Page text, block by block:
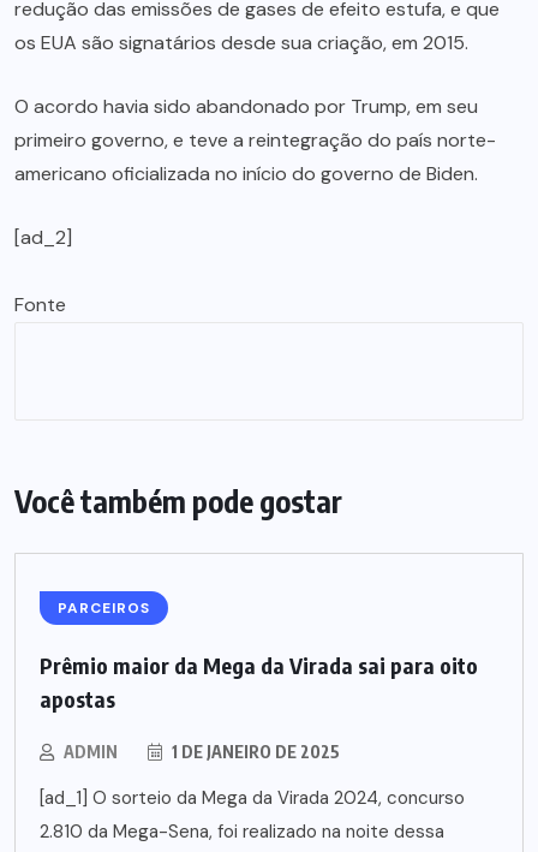
redução das emissões de gases de efeito estufa, e que
os EUA são signatários desde sua criação, em 2015.
O acordo havia sido abandonado por Trump, em seu
primeiro governo, e teve a reintegração do país norte-
americano oficializada no início do governo de Biden.
[ad_2]
Fonte
Você também pode gostar
PARCEIROS
Prêmio maior da Mega da Virada sai para oito
apostas
ADMIN 1 DE JANEIRO DE 2025
[ad_1] O sorteio da Mega da Virada 2024, concurso
2.810 da Mega-Sena, foi realizado na noite dessa